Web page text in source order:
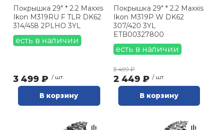
Покрышка 29" * 2.2 Maxxis
Ikon M319RU F TLR DK62
314/458 2PLHO 3YL
есть в наличии
3 499 ₽ / шт.
В корзину
Покрышка 29" * 2.2 Maxxis
Ikon M319P W DK62
307/420 3YL
ETB00327800
есть в наличии
3 499 ₽
2 449 ₽ / шт.
В корзину